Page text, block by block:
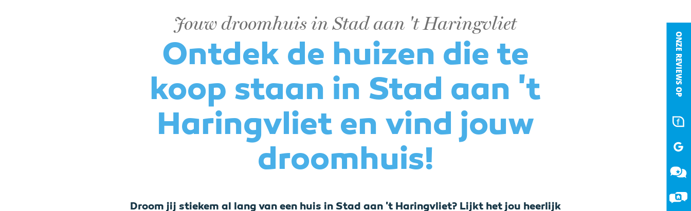
Jouw droomhuis in Stad aan 't Haringvliet
Ontdek de huizen die te
koop staan in Stad aan 't
Haringvliet en vind jouw
droomhuis!
Droom jij stiekem al lang van een huis in Stad aan 't Haringvliet? Lijkt het jou heerlijk